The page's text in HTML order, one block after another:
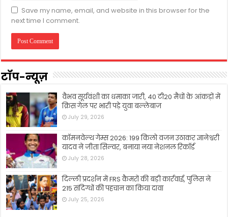
Save my name, email, and website in this browser for the
next time I comment.
टॉप-न्यूज़
वैभव सूर्यवंशी का धमाका जारी, 40 टी20 मैचों के आंकड़ों में
क्रिस गेल पर भारी पड़े युवा बल्लेबाज
July 29, 2026
कॉमनवेल्थ गेम्स 2026: 199 किलो वजन उठाकर ज्ञानेश्वरी
यादव ने जीता सिल्वर, बनाया नया नेशनल रिकॉर्ड
July 28, 2026
दिल्ली प्रदर्शन में FRS कैमरों की बड़ी कार्रवाई, पुलिस ने
215 संदिग्धों की पहचान का किया दावा
July 25, 2026